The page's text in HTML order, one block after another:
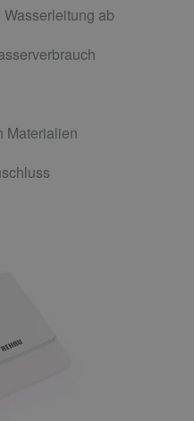
ab
Materialien